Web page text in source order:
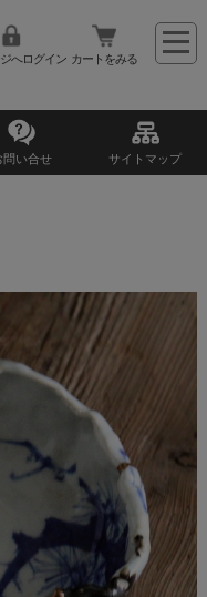
へログイン カートをみる
問い合せ サイトマップ